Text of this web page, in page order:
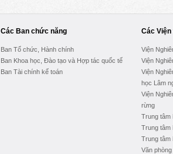
Các Ban chức năng
Ban Tổ chức, Hành chính
Ban Khoa học, Đào tạo và Hợp tác quốc tế
Ban Tài chính kế toán
Các
Viện
Viện
Viện
học Lâm
Viện
rừng
Trung tâm
Trung tâm
Trung tâm
Văn